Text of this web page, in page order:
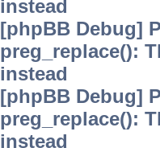
instead
[phpBB Debug]
preg_replace():
instead
[phpBB Debug]
preg_replace():
instead